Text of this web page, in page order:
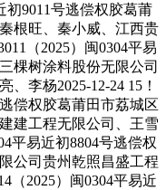
初9011号逃偿权胶葛莆
根旺、秦小威、江西贵
（2025）闽0304平易
棵树涂料股份无限公司
李杨2025-12-24 15！
偿权胶葛莆田市荔城区
建工程无限公司、王雪
平易近初8804号逃偿权
公司贵州乾照昌盛工程
（2025）闽0304平易近